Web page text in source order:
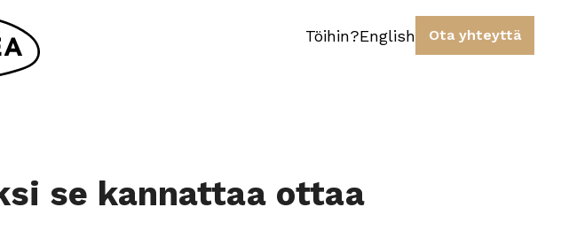
Töihin?English Ota yhteyttä
se kannattaa ottaa